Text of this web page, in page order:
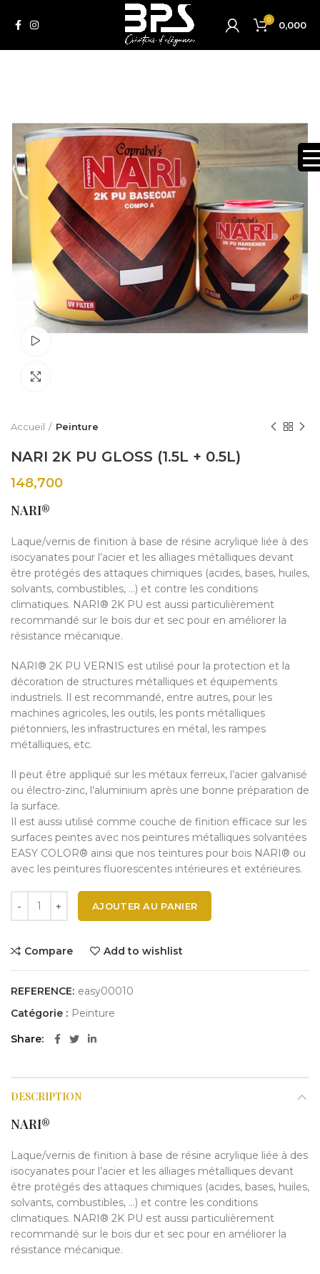
0 0,000
Accueil Peinture
NARI 2K PU GLOSS (1.5L + 0.5L)
148,700
NARI®
Laque/vernis de finition à base de résine acrylique liée à des
isocyanates pour l’acier et les alliages métalliques devant
être protégés des attaques chimiques (acides, bases, huiles,
solvants, combustibles, …) et contre les conditions
climatiques. NARI® 2K PU est aussi particulièrement
recommandé sur le bois dur et sec pour en améliorer la
résistance mécanique.
NARI® 2K PU VERNIS est utilisé pour la protection et la
décoration de structures métalliques et équipements
industriels. Il est recommandé, entre autres, pour les
machines agricoles, les outils, les ponts métalliques
piétonniers, les infrastructures en métal, les rampes
métalliques, etc.
Il peut être appliqué sur les métaux ferreux, l’acier galvanisé
ou électro-zinc, l’aluminium après une bonne préparation de
la surface.
Il est aussi utilisé comme couche de finition efficace sur les
surfaces peintes avec nos peintures métalliques solvantées
EASY COLOR® ainsi que nos teintures pour bois NARI® ou
avec les peintures fluorescentes intérieures et extérieures.
AJOUTER AU PANIER
Compare Add to wishlist
REFERENCE: easy00010
Catégorie : Peinture
Share
DESCRIPTION
NARI®
Laque/vernis de finition à base de résine acrylique liée à des
isocyanates pour l’acier et les alliages métalliques devant
être protégés des attaques chimiques (acides, bases, huiles,
solvants, combustibles, …) et contre les conditions
climatiques. NARI® 2K PU est aussi particulièrement
recommandé sur le bois dur et sec pour en améliorer la
résistance mécanique.